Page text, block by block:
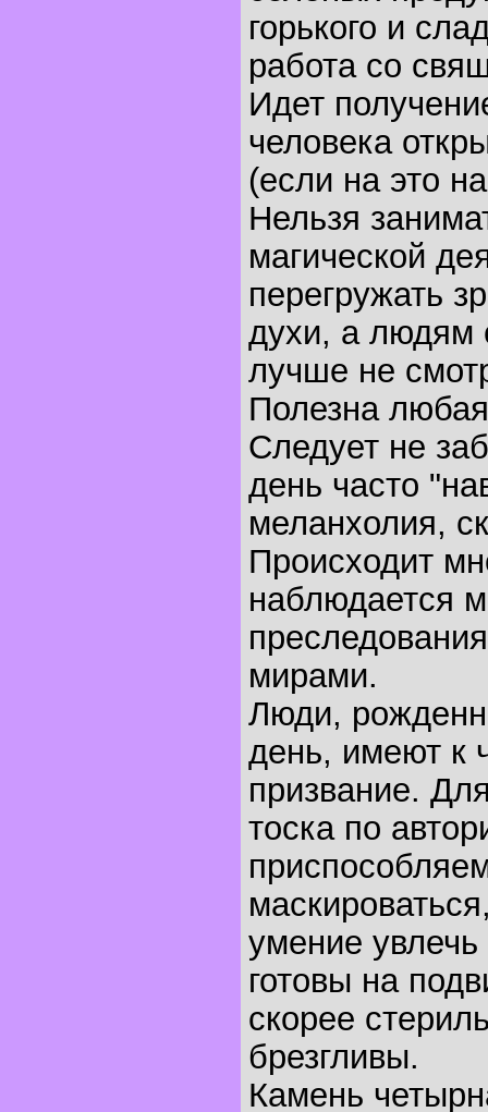
горького и
работа со
Идет
человека
(если на это
Нельзя
магической
перегружать
духи, а людям
лучше не
Полезна
Следует не
день часто
меланхолия,
Происходит
наблюдается
мирами.
Люди,
день, имеют к
призвание.
тоска по
умение
готовы на
скорее
брезгливы.
Камень